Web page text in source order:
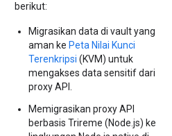
berikut:
Migrasikan data di vault yang
aman ke Peta Nilai Kunci
Terenkripsi (KVM) untuk
mengakses data sensitif dari
proxy API.
Memigrasikan proxy API
berbasis Trireme (Node.js) ke